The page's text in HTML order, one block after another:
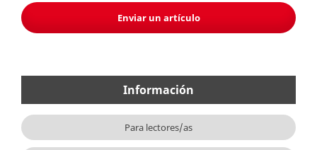
Enviar un artículo
Información
Para lectores/as